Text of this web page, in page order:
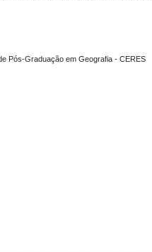
Pós-Graduação em Geografia - CERES